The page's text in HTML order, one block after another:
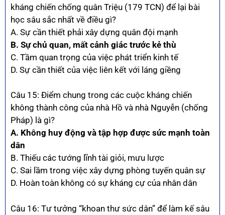
kháng chiến chống quân Triệu (179 TCN) để lại bài
học sâu sắc nhất về điều gì?
A. Sự cần thiết phải xây dựng quân đội mạnh
B. Sự chủ quan, mất cảnh giác trước kẻ thù
C. Tầm quan trọng của việc phát triển kinh tế
D. Sự cần thiết của việc liên kết với láng giềng
Câu 15: Điểm chung trong các cuộc kháng chiến
không thành công của nhà Hồ và nhà Nguyễn (chống
Pháp) là gì?
A. Không huy động và tập hợp được sức mạnh toàn
dân
B. Thiếu các tướng lĩnh tài giỏi, mưu lược
C. Sai lầm trong việc xây dựng phòng tuyến quân sự
D. Hoàn toàn không có sự kháng cự của nhân dân
Câu 16: Tư tưởng “khoan thư sức dân” để làm kế sâu